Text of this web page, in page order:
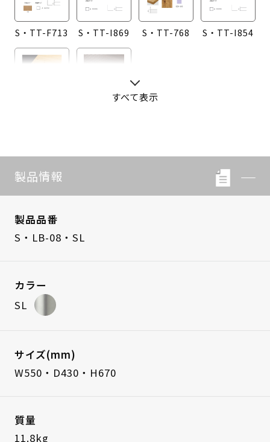
S・TT-F713 S・TT-I869 S・TT-768 S・TT-I854
すべて表示
製品情報
製品品番
S・LB-08・SL
カラー
SL
サイズ(mm)
W550・D430・H670
質量
11.8kg